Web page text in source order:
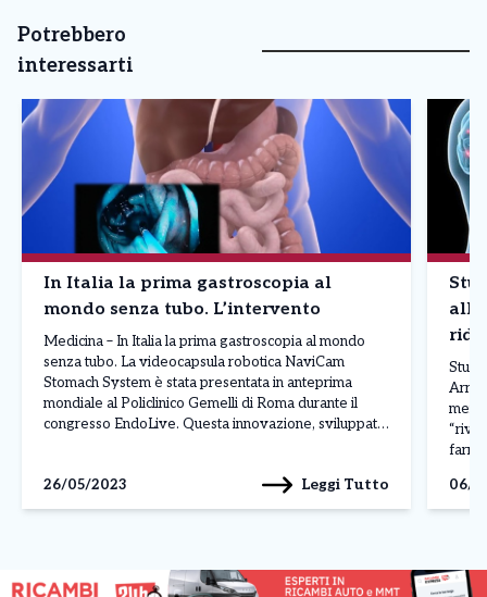
Potrebbero
interessarti
In Italia la prima gastroscopia al
mondo senza tubo. L’intervento
Medicina – In Italia la prima gastroscopia al mondo
senza tubo. La videocapsula robotica NaviCam
Stomach System è stata presentata in anteprima
mondiale al Policlinico Gemelli di Roma durante il
congresso EndoLive. Questa innovazione, sviluppata
videocapsula che si muove autonomamente […]
26/05/2023 Leggi Tutto 06/